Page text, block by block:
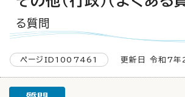
る質問
ページID1007461 更新日 令和7年